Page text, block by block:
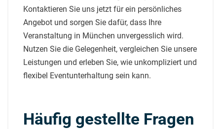
Kontaktieren Sie uns jetzt für ein persönliches
Angebot und sorgen Sie dafür, dass Ihre
Veranstaltung in München unvergesslich wird.
Nutzen Sie die Gelegenheit, vergleichen Sie unsere
Leistungen und erleben Sie, wie unkompliziert und
flexibel Eventunterhaltung sein kann.
Häufig gestellte Fragen